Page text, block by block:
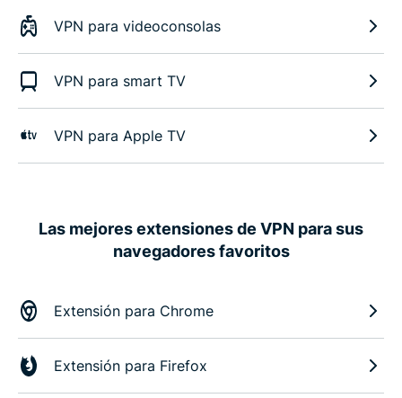
VPN para videoconsolas
VPN para smart TV
VPN para Apple TV
Las mejores extensiones de VPN para sus
navegadores favoritos
Extensión para Chrome
Extensión para Firefox